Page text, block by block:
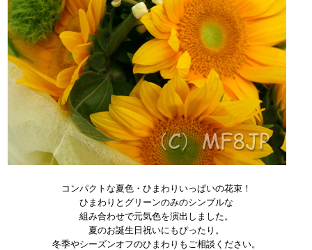
コンパクトな夏色・ひまわりいっぱいの花束！
ひまわりとグリーンのみのシンプルな
組み合わせで元気色を演出しました。
夏のお誕生日祝いにもぴったり。
冬季やシーズンオフのひまわりもご相談ください。